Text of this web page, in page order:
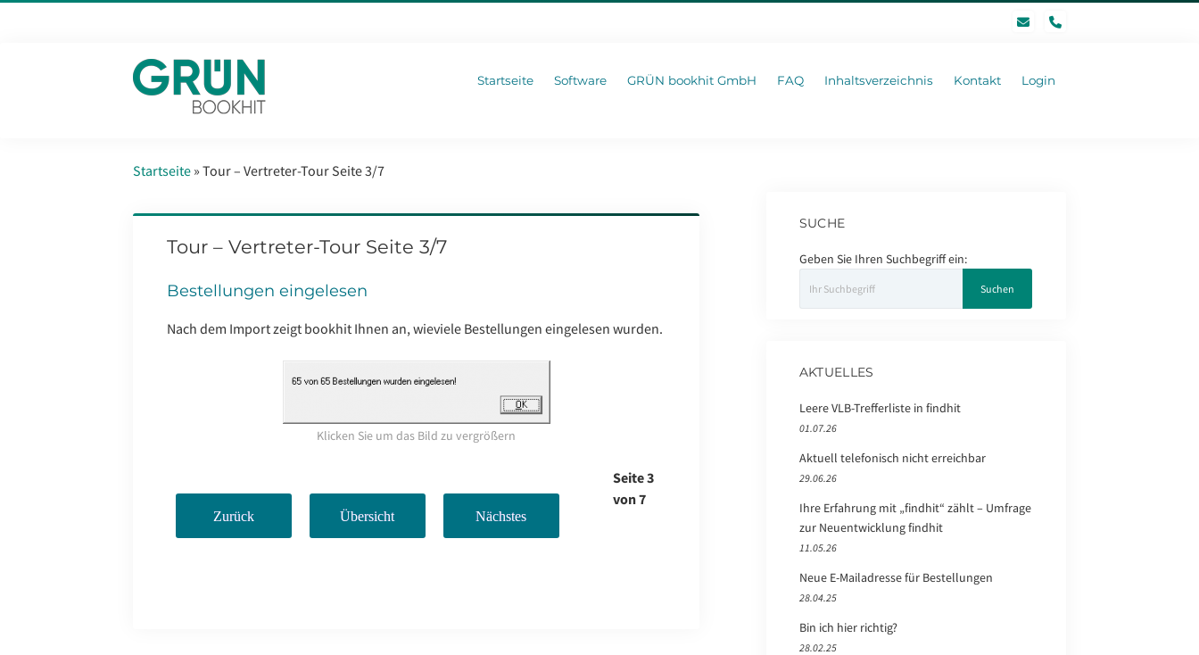
phone
Startseite Software GRÜN bookhit GmbH FAQ Inhaltsverzeichnis Kontakt Login
Startseite »Tour – Vertreter-Tour Seite 3/7
Tour – Vertreter-Tour Seite 3/7
Bestellungen eingelesen
Nach dem Import zeigt bookhit Ihnen an, wieviele Bestellungen eingelesen wurden.
Klicken Sie um das Bild zu vergrößern
Zurück Übersicht Nächstes
Seite 3
von 7
SUCHE
Geben Sie Ihren Suchbegriff ein:
AKTUELLES
Leere VLB-Trefferliste in findhit
01.07.26
Aktuell telefonisch nicht erreichbar
29.06.26
Ihre Erfahrung mit „findhit“ zählt – Umfrage
zur Neuentwicklung findhit
11.05.26
Neue E-Mailadresse für Bestellungen
28.04.25
Bin ich hier richtig?
28.02.25